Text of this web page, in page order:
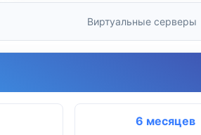
Виртуальные серверы
6 месяцев